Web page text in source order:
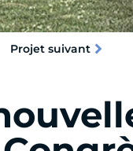
Projet suivant